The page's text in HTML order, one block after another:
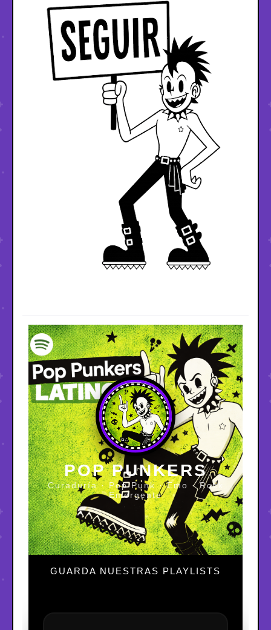
POP PUNKERS
Curaduría · Pop Punk · Emo · Rock
Emergente
GUARDA NUESTRAS PLAYLISTS